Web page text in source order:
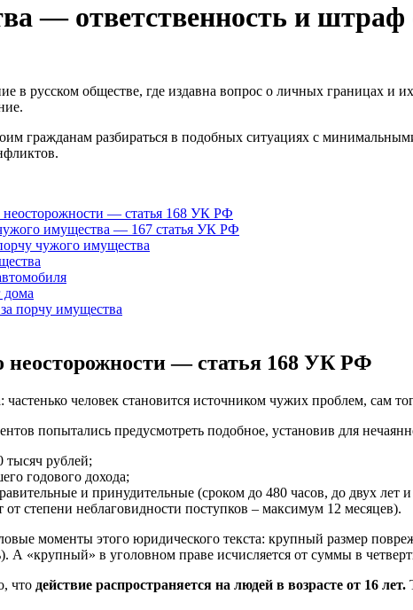
— ответственность и
в русском обществе, где издавна вопрос о личных границах
гражданам разбираться в подобных ситуациях с
— статья 168 УК РФ
имущества — 167 статья УК РФ
чужого имущества
дома
порчу имущества
неосторожности — статья 168 УК РФ
человек становится источником чужих проблем, сам
попытались предусмотреть подобное, установив для
тысяч рублей;
годового дохода;
и принудительные (сроком до 480 часов, до двух лет и
от степени неблаговидности поступков – максимум 12 месяцев).
моменты этого юридического текста: крупный размер
А «крупный» в уголовном праве исчисляется от суммы в
что действие распространяется на людей в возрасте от 16 лет.